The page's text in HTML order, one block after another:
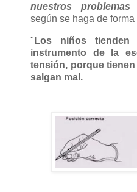
nuestros
según se haga de
" Los niños tienden
instrumento de la
tensión, porque
salgan mal.